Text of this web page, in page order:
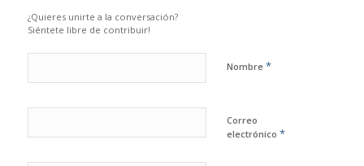
¿Quieres unirte a la conversación?
Siéntete libre de contribuir!
Nombre *
Correo
electrónico *